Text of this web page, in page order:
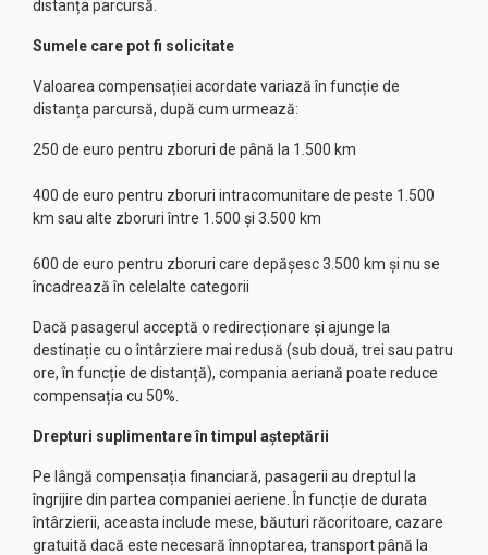
distanța parcursă.
Sumele care pot fi solicitate
Valoarea compensației acordate variază în funcție de
distanța parcursă, după cum urmează:
250 de euro pentru zboruri de până la 1.500 km
400 de euro pentru zboruri intracomunitare de peste 1.500
km sau alte zboruri între 1.500 și 3.500 km
600 de euro pentru zboruri care depășesc 3.500 km și nu se
încadrează în celelalte categorii
Dacă pasagerul acceptă o redirecționare și ajunge la
destinație cu o întârziere mai redusă (sub două, trei sau patru
ore, în funcție de distanță), compania aeriană poate reduce
compensația cu 50%.
Drepturi suplimentare în timpul așteptării
Pe lângă compensația financiară, pasagerii au dreptul la
îngrijire din partea companiei aeriene. În funcție de durata
întârzierii, aceasta include mese, băuturi răcoritoare, cazare
gratuită dacă este necesară înnoptarea, transport până la